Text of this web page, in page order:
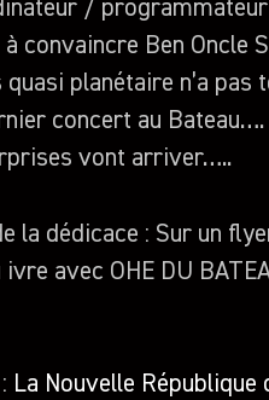
/
à convaincre Ben
quasi planétaire n’a
concert au Bateau….
vont arriver…..
la dédicace : Sur un
avec OHE DU
La Nouvelle